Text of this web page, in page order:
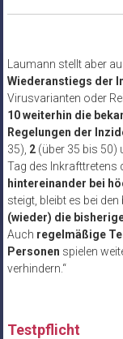
Laumann stellt aber
Wiederanstiegs der
Virusvarianten oder
10 weiterhin die
Regelungen der
35), 2(über 35 bis 50)
Tag des Inkrafttretens
hintereinander bei
steigt, bleibt es bei
(wieder) die
Auch regelmäßige
Personen spielen
verhindern.“
Testpflicht